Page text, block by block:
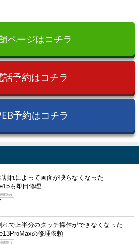
ページはコチラ
話予約はコチラ
予約はコチラ
割れによって画面が映らなくなった
も即日修理
画面割れ
れで上半分のタッチ操作ができなくなった
の修理依頼
画面割れ